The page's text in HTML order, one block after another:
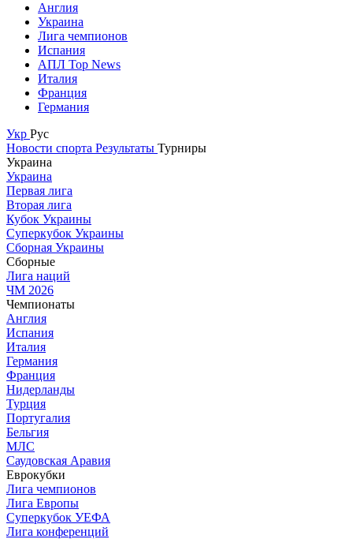
Англия
Украина
Лига чемпионов
Испания
АПЛ Top News
Италия
Франция
Германия
Укр Рус
Новости спорта Результаты Турниры
Украина
Украина
Первая лига
Вторая лига
Кубок Украины
Суперкубок Украины
Сборная Украины
Сборные
Лига наций
ЧМ 2026
Чемпионаты
Англия
Испания
Италия
Германия
Франция
Нидерланды
Турция
Португалия
Бельгия
МЛС
Саудовская Аравия
Еврокубки
Лига чемпионов
Лига Европы
Суперкубок УЕФА
Лига конференций